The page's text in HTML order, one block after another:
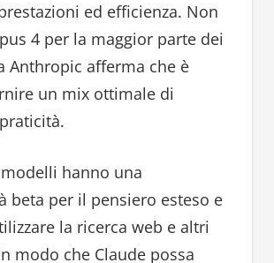
ed efficienza. Non
4 per la maggior parte dei
Anthropic afferma che è
un mix ottimale di
hanno una
beta per il pensiero esteso e
la ricerca web e altri
modo che Claude possa